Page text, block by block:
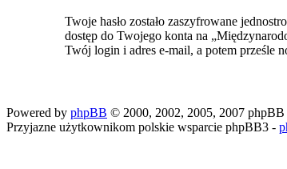
Twoje hasło zostało zaszyfrowane
dostęp do Twojego konta na
Twój login i adres e-mail, a potem prześle
Powered by phpBB © 2000, 2002, 2005, 2007
Przyjazne użytkownikom polskie wsparcie phpBB3 -